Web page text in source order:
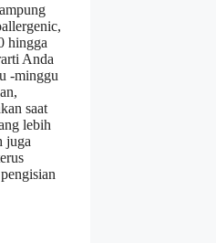
hingga
Anda
-minggu
saat
lebih
juga